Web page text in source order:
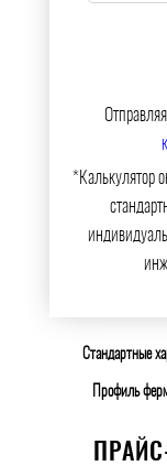
*Калькулятор
Стандартные
Профиль